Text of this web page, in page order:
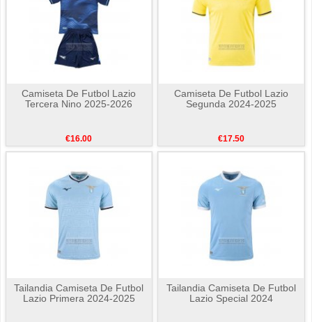
Camiseta De Futbol Lazio
Tercera Nino 2025-2026
€16.00
Camiseta De Futbol Lazio
Segunda 2024-2025
€17.50
Tailandia Camiseta De Futbol
Lazio Primera 2024-2025
Tailandia Camiseta De Futbol
Lazio Special 2024